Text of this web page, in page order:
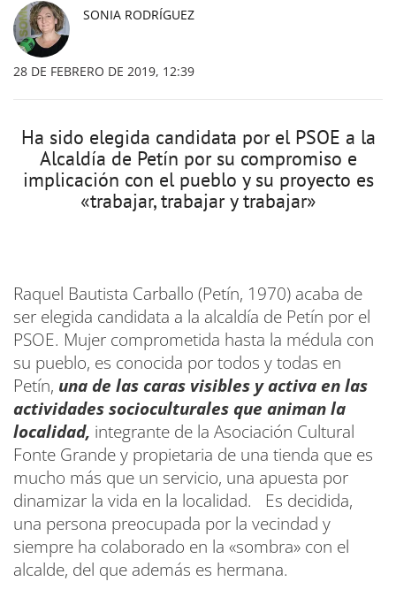
SONIA RODRÍGUEZ
28 DE FEBRERO DE 2019, 12:39
Ha sido elegida candidata por el PSOE a la
Alcaldía de Petín por su compromiso e
implicación con el pueblo y su proyecto es
«trabajar, trabajar y trabajar»
Raquel Bautista Carballo (Petín, 1970) acaba de
ser elegida candidata a la alcaldía de Petín por el
PSOE. Mujer comprometida hasta la médula con
su pueblo, es conocida por todos y todas en
Petín, una de las caras visibles y activa en las
actividades socioculturales que animan la
localidad, integrante de la Asociación Cultural
Fonte Grande y propietaria de una tienda que es
mucho más que un servicio, una apuesta por
dinamizar la vida en la localidad. Es decidida,
una persona preocupada por la vecindad y
siempre ha colaborado en la «sombra» con el
alcalde, del que además es hermana.